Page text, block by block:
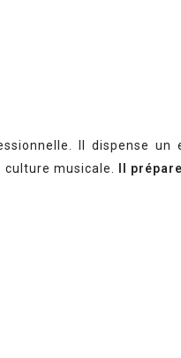
Il dispense un
musicale.
Il